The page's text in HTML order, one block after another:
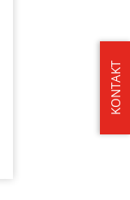
KONTAKT